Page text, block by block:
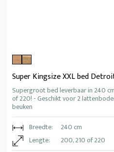
Super Kingsize XXL bed
Supergroot bed leverbaar in 240
of 220! - Geschikt voor 2
beuken
Breedte:
240 cm
Lengte:
200, 210 of 220